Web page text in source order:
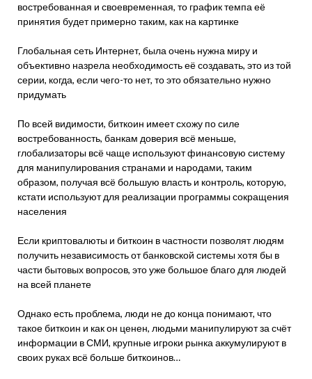
востребованная и своевременная, то график темпа её
принятия будет примерно таким, как на картинке
Глобальная сеть Интернет, была очень нужна миру и
объективно назрела необходимость её создавать, это из той
серии, когда, если чего-то нет, то это обязательно нужно
придумать
По всей видимости, биткоин имеет схожу по силе
востребованность, банкам доверия всё меньше,
глобализаторы всё чаще используют финансовую систему
для манипулирования странами и народами, таким
образом, получая всё большую власть и контроль, которую,
кстати используют для реализации программы сокращения
населения
Если криптовалюты и биткоин в частности позволят людям
получить независимость от банковской системы хотя бы в
части бытовых вопросов, это уже большое благо для людей
на всей планете
Однако есть проблема, люди не до конца понимают, что
такое биткоин и как он ценен, людьми манипулируют за счёт
информации в СМИ, крупные игроки рынка аккумулируют в
своих руках всё больше биткоинов…